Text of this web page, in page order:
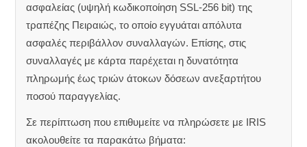
ασφαλείας (υψηλή κωδικοποίηση SSL-256 bit) της
τραπέζης Πειραιώς, το οποίο εγγυάται απόλυτα
ασφαλές περιβάλλον συναλλαγών. Επίσης, στις
συναλλαγές με κάρτα παρέχεται η δυνατότητα
πληρωμής έως τριών άτοκων δόσεων ανεξαρτήτου
ποσού παραγγελίας.
Σε περίπτωση που επιθυμείτε να πληρώσετε με IRIS
ακολουθείτε τα παρακάτω βήματα: